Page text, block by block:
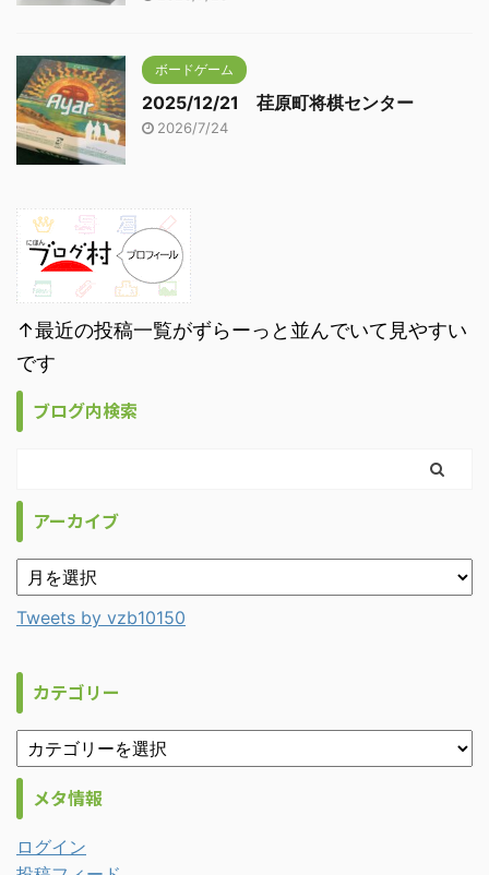
ボードゲーム
2025/12/21 荏原町将棋センター
2026/7/24
↑最近の投稿一覧がずらーっと並んでいて見やすい
です
ブログ内検索
アーカイブ
Tweets by vzb10150
カテゴリー
メタ情報
ログイン